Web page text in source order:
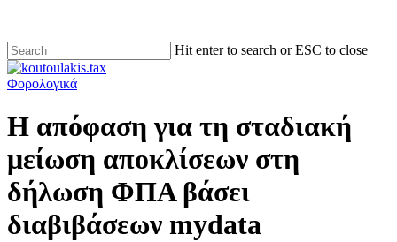
Hit enter to search or ESC to close
Φορολογικά
Η απόφαση για τη σταδιακή
μείωση αποκλίσεων στη
δήλωση ΦΠΑ βάσει
διαβιβάσεων mydata